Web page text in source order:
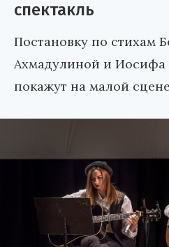
спектакль
Постановку по стихам
Ахмадулиной и Иосифа
покажут на малой